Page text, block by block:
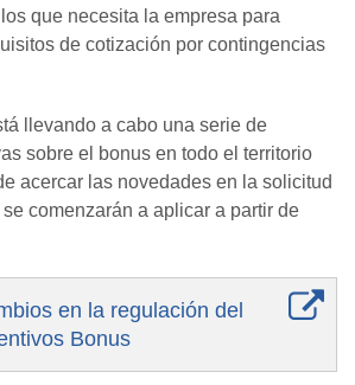
que necesita la empresa para
de cotización por contingencias
llevando a cabo una serie de
sobre el bonus en todo el territorio
acercar las novedades en la solicitud
comenzarán a aplicar a partir de
en la regulación del
Bonus